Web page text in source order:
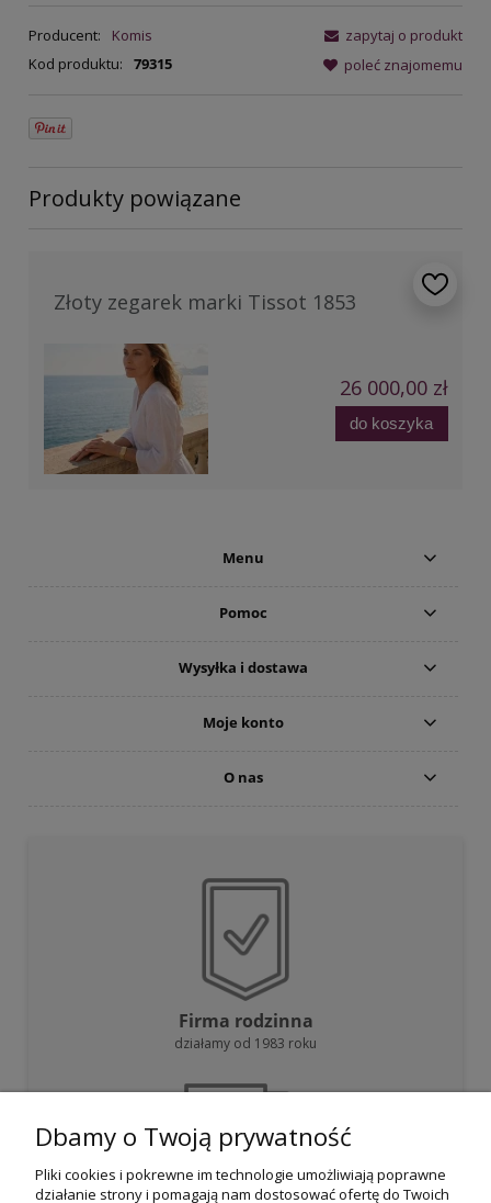
Producent:
Komis
Kod produktu:
79315
zapytaj o produkt
poleć znajomemu
Produkty powiązane
Złoty zegarek marki Tissot 1853
26 000,00 zł
do koszyka
Menu
Pomoc
Wysyłka i dostawa
Moje konto
O nas
Firma rodzinna
działamy od 1983 roku
Dbamy o Twoją prywatność
Pliki cookies i pokrewne im technologie umożliwiają poprawne
działanie strony i pomagają nam dostosować ofertę do Twoich